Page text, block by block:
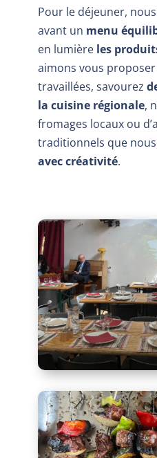
Pour le déjeuner,
avant un menu
en lumière les
aimons vous
travaillées, savourez
la cuisine régionale,
fromages locaux ou
traditionnels que
avec créativité.